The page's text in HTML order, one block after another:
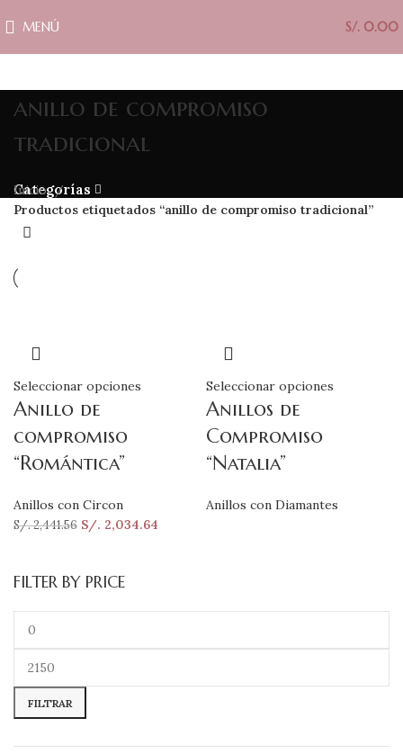
MENÚ S/. 0.00
anillo de compromiso
tradicional
Categorías
FILTER BY PRICE
FILTRAR
Inicio
Productos etiquetados “anillo de compromiso tradicional”
Seleccionar opciones
Anillo de
compromiso
“Romántica”
Anillos con Circon
S/.2,441.56 S/. 2,034.64
Seleccionar opciones
Anillos de
Compromiso
“Natalia”
Anillos con Diamantes